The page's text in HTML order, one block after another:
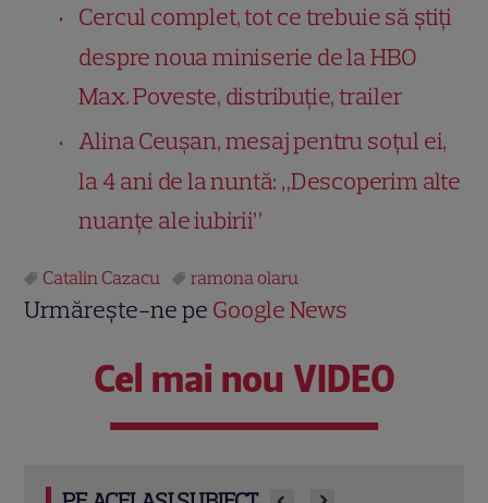
Cercul complet, tot ce trebuie să știți
despre noua miniserie de la HBO
Max. Poveste, distribuție, trailer
Alina Ceușan, mesaj pentru soțul ei,
la 4 ani de la nuntă: „Descoperim alte
nuanțe ale iubirii”
Catalin Cazacu ramona olaru
Urmărește-ne pe Google News
Cel mai nou VIDEO